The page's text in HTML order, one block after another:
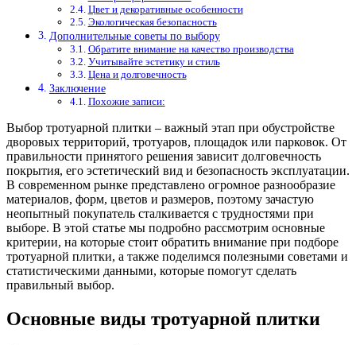
Цвет и декоративные особенности
Экологическая безопасность
Дополнительные советы по выбору
Обратите внимание на качество производства
Учитывайте эстетику и стиль
Цена и долговечность
Заключение
Похожие записи:
Выбор тротуарной плитки – важный этап при обустройстве
дворовых территорий, тротуаров, площадок или парковок. От
правильности принятого решения зависит долговечность
покрытия, его эстетический вид и безопасность эксплуатации.
В современном рынке представлено огромное разнообразие
материалов, форм, цветов и размеров, поэтому зачастую
неопытный покупатель сталкивается с трудностями при
выборе. В этой статье мы подробно рассмотрим основные
критерии, на которые стоит обратить внимание при подборе
тротуарной плитки, а также поделимся полезными советами и
статистическими данными, которые помогут сделать
правильный выбор.
Основные виды тротуарной плитки